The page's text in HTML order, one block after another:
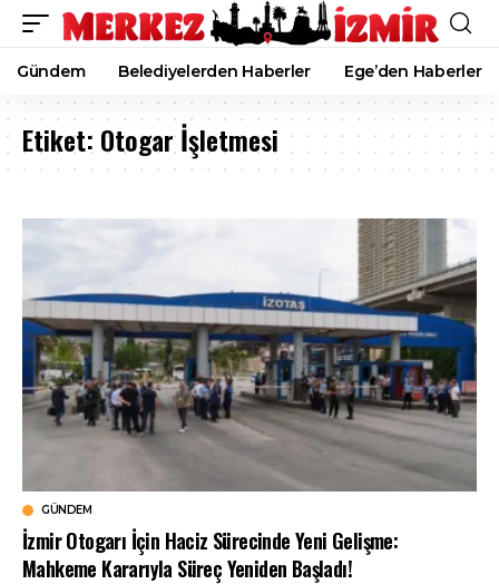
Gündem Belediyelerden Haberler Ege’den Haberler
Etiket: Otogar İşletmesi
GÜNDEM
İzmir Otogarı İçin Haciz Sürecinde Yeni Gelişme:
Mahkeme Kararıyla Süreç Yeniden Başladı!